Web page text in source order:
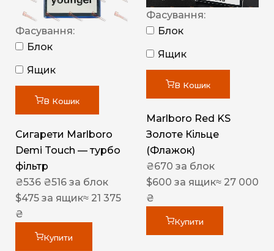
Фасування:
Блок
Ящик
В Кошик
Сигарети Marlboro
Demi Touch — турбо
фільтр
₴536 ₴516 за блок
$475 за ящик≈ 21 375
₴
Купити
Фасування:
Блок
Ящик
В Кошик
Marlboro Red KS
Золоте Кільце
(Флажок)
₴670 за блок
$600 за ящик≈ 27 000
₴
Купити